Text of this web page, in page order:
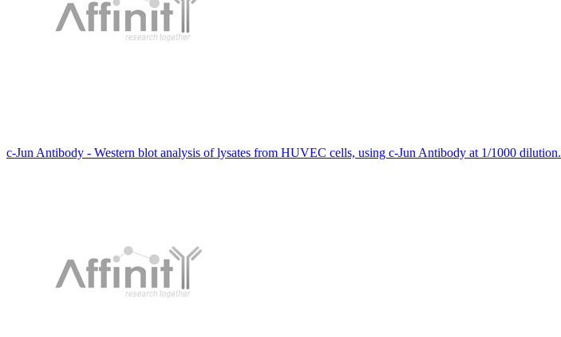
c-Jun Antibody - Western blot analysis of lysates from HUVEC cells, using c-Jun Antibody at 1/1000 dilution.